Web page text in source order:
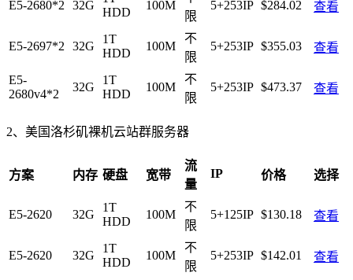
E5-2680*2 32G
HDD
100M
限
5+253IP $284.02 查看
E5-2697*2 32G
1T
HDD
100M
不
限
5+253IP $355.03 查看
E5-
2680v4*2
32G
1T
HDD
100M
不
限
5+253IP $473.37 查看
2、美国洛杉矶裸机云站群服务器
方案 内存 硬盘 宽带
流
量
IP 价格 选择
E5-2620 32G
1T
HDD
100M
不
限
5+125IP $130.18 查看
E5-2620 32G
1T
HDD
100M
不
限
5+253IP $142.01 查看